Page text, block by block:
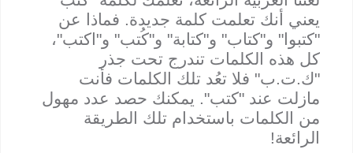
يعني أنك تعلمت كلمة جديدة. فماذا عن
"كتبوا" و"كتاب" و"كتابة" و"كُتب" و"اكتب"،
كل هذه الكلمات تندرج تحت جذر
"ك.ت.ب" فلا تعُد تلك الكلمات فأنت
مازلت عند "كتب". يمكنك حصد عدد مهول
من الكلمات باستخدام تلك الطريقة
الرائعة!